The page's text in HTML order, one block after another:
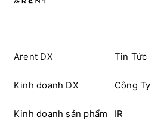
Arent DX
Kinh doanh DX
Kinh doanh sản phẩm
Tin Tức
Công Ty
IR